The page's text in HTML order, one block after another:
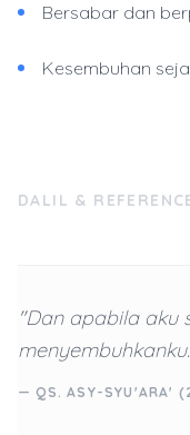
Bersabar dan
Kesembuhan
DALIL &
"Dan apabila aku
— QS. ASY-SYU'ARA'